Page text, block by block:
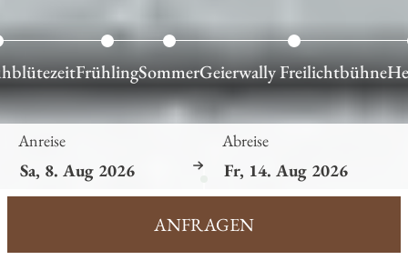
FrühlingSommerGeierwally Freilichtbühne
Anreise Abreise
ANFRAGEN